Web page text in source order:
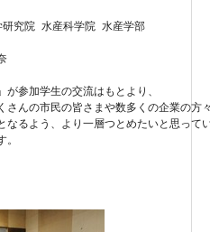
院 水産科学院 水産学部
参加学生の交流はもとより、
さんの市民の皆さまや数多くの企業の方
なるよう、より一層つとめたいと思って